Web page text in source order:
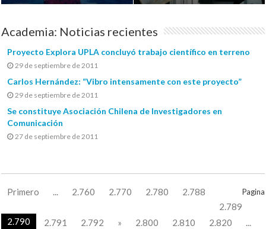
Academia: Noticias recientes
Proyecto Explora UPLA concluyó trabajo científico en terreno
29 de septiembre de 2011
Carlos Hernández: “Vibro intensamente con este proyecto”
29 de septiembre de 2011
Se constituye Asociación Chilena de Investigadores en
Comunicación
27 de septiembre de 2011
Pagina
Primero ... 2.760 2.770 2.780
2.788
2.789
2.790
2.791 2.792 » 2.800 2.810 2.820
...